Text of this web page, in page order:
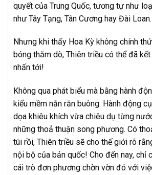
quyết của Trung Quốc, tương tự như
như Tây Tạng, Tân Cương hay Đài Loan.
Nhưng khi thấy Hoa Kỳ không chính
bóng thăm dò, Thiên triều có thể đã
nhấn tới!
Không qua phát biểu mà bằng hành
kiểu mềm nắn rắn buông. Hành động
dọa khiêu khích vừa chiêu dụ từng
những thoả thuận song phương. Có
túi rồi, Thiên triều sẽ cho thế giới rõ
nội bộ của bản quốc! Cho đến nay, chỉ
cái trò đơn phương chờn vờn đó với